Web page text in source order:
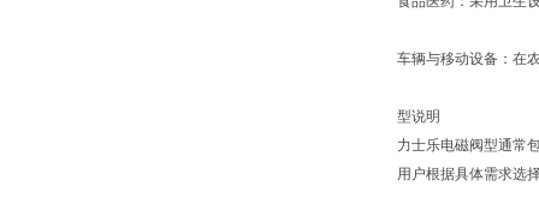
车辆与移动设备：在
型说明
力士乐电磁阀型通常
用户根据具体需求选